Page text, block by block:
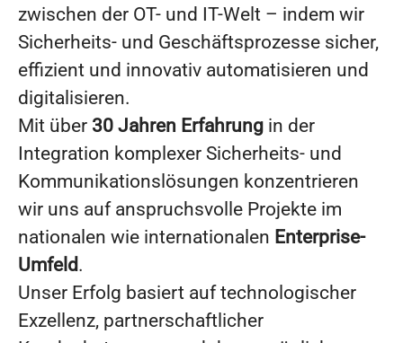
zwischen der OT- und IT-Welt – indem wir
Sicherheits- und Geschäftsprozesse sicher,
effizient und innovativ automatisieren und
digitalisieren.
Mit über 30 Jahren Erfahrung in der
Integration komplexer Sicherheits- und
Kommunikationslösungen konzentrieren
wir uns auf anspruchsvolle Projekte im
nationalen wie internationalen Enterprise-
Umfeld.
Unser Erfolg basiert auf technologischer
Exzellenz, partnerschaftlicher